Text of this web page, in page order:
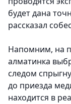
будет дана
рассказал
Напомним, на
алматинка
следом
до приезда
находится в